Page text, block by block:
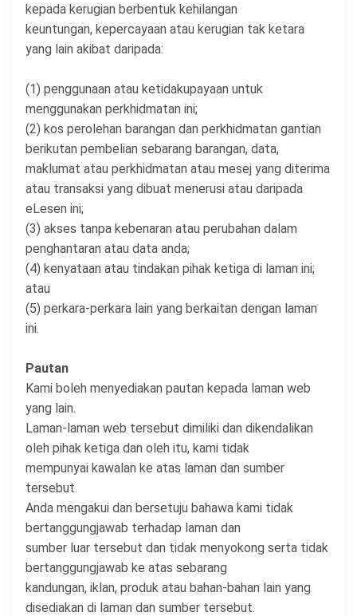
kepada kerugian berbentuk kehilangan
keuntungan, kepercayaan atau kerugian tak ketara
yang lain akibat daripada:
(1) penggunaan atau ketidakupayaan untuk
menggunakan perkhidmatan ini;
(2) kos perolehan barangan dan perkhidmatan gantian
berikutan pembelian sebarang barangan, data,
maklumat atau perkhidmatan atau mesej yang diterima
atau transaksi yang dibuat menerusi atau daripada
eLesen ini;
(3) akses tanpa kebenaran atau perubahan dalam
penghantaran atau data anda;
(4) kenyataan atau tindakan pihak ketiga di laman ini;
atau
(5) perkara-perkara lain yang berkaitan dengan laman
ini.
Pautan
Kami boleh menyediakan pautan kepada laman web
yang lain.
Laman-laman web tersebut dimiliki dan dikendalikan
oleh pihak ketiga dan oleh itu, kami tidak
mempunyai kawalan ke atas laman dan sumber
tersebut.
Anda mengakui dan bersetuju bahawa kami tidak
bertanggungjawab terhadap laman dan
sumber luar tersebut dan tidak menyokong serta tidak
bertanggungjawab ke atas sebarang
kandungan, iklan, produk atau bahan-bahan lain yang
disediakan di laman dan sumber tersebut.